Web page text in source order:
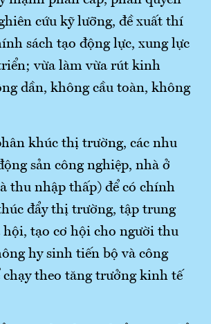
cứu kỹ lưỡng, đề xuất thí
sách tạo động lực, xung lực
vừa làm vừa rút kinh
dần, không cầu toàn, không
khúc thị trường, các nhu
sản công nghiệp, nhà ở
thu nhập thấp) để có chính
đẩy thị trường, tập trung
hội, tạo cơ hội cho người thu
hy sinh tiến bộ và công
chạy theo tăng trưởng kinh tế